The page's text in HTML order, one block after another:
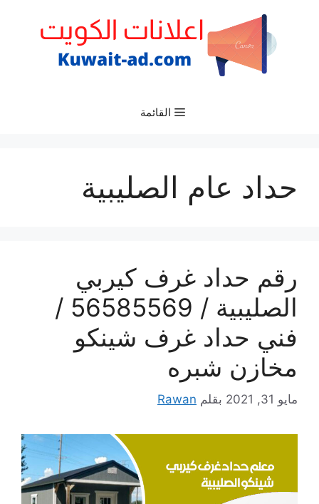
القائمة
حداد عام الصليبية
رقم حداد غرف كيربي
الصليبية / 56585569 /
فني حداد غرف شينكو
مخازن شبره
مايو 31, 2021 بقلم Rawan